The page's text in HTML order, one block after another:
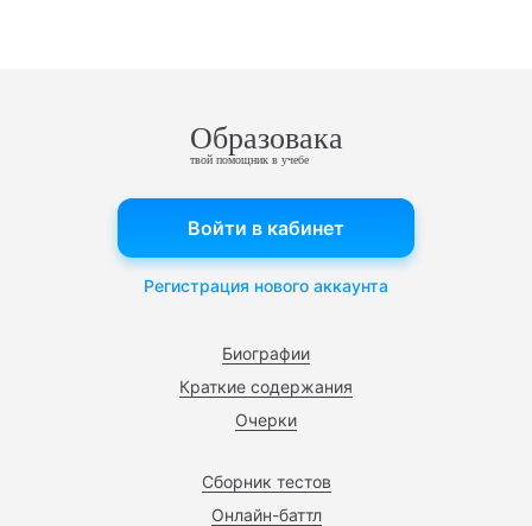
Образовака
твой помощник в учебе
Биографии
Краткие содержания
Очерки
Сборник тестов
Онлайн-баттл
Войти в кабинет
Регистрация нового аккаунта